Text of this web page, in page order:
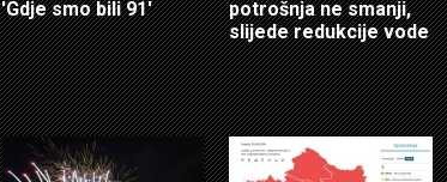
'Gdje smo bili 91'
potrošnja ne smanji,
slijede redukcije vode